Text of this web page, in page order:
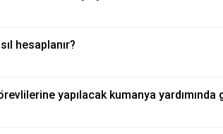
hesaplanır?
yapılacak kumanya yardımında